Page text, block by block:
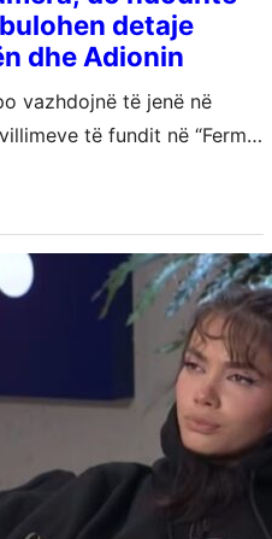
detaje
dhe Adionin
vazhdojnë të jenë në
të fundit në “Ferma